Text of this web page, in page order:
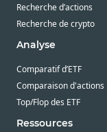
Recherche d’actions
Recherche de crypto
Analyse
Comparatif d’ETF
Comparaison d'actions
Top/Flop des ETF
Ressources